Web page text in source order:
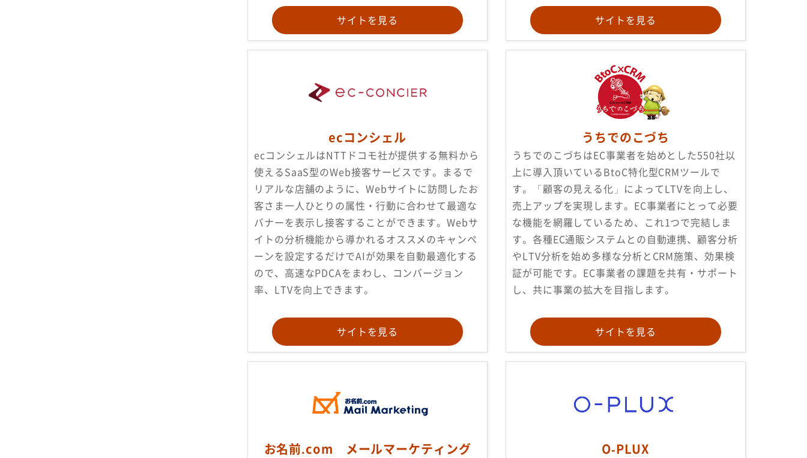
サイトを見る サイトを見る
ecコンシェル
ecコンシェルはNTTドコモ社が提供する無料から
使えるSaaS型のWeb接客サービスです。まるで
リアルな店舗のように、Webサイトに訪問したお
客さま一人ひとりの属性・行動に合わせて最適な
バナーを表示し接客することができます。Webサ
イトの分析機能から導かれるオススメのキャンペ
ーンを設定するだけでAIが効果を自動最適化する
ので、高速なPDCAをまわし、コンバージョン
率、LTVを向上できます。
サイトを見る
うちでのこづち
うちでのこづちはEC事業者を始めとした550社以
上に導入頂いているBtoC特化型CRMツールで
す。「顧客の見える化」によってLTVを向上し、
売上アップを実現します。EC事業者にとって必要
な機能を網羅しているため、これ1つで完結しま
す。各種EC通販システムとの自動連携、顧客分析
やLTV分析を始め多様な分析とCRM施策、効果検
証が可能です。EC事業者の課題を共有・サポート
し、共に事業の拡大を目指します。
サイトを見る
お名前.com メールマーケティング O-PLUX